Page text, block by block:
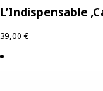
L’Indispensable
39,00€